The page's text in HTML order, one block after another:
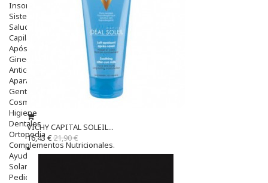
Insomnio
Sistema Nervioso
Salud Bucodental
Capilar
Apósitos
Ginecología
Anticonceptivos
Aparato Genital
Gente Mayor
Cosmética
Higiene
Dentales
Ortopedia
Complementos Nutricionales.
Ayudas
Solares
Pedido express
VICHY CAPITAL SOLEIL...
16,43 €21,90 €